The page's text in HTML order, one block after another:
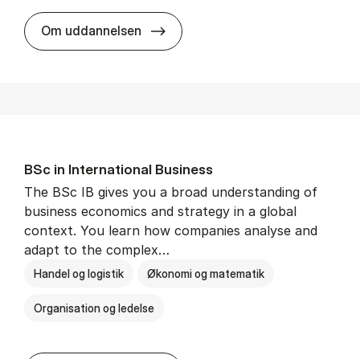
Om uddannelsen BSc in Busi­ness Ad­min­is­tra­tion
BSc in In­ter­na­tion­al Busi­ness
The BSc IB gives you a broad understanding of
business economics and strategy in a global
context. You learn how companies analyse and
adapt to the complex…
Handel og logistik Økonomi og matematik
Organisation og ledelse